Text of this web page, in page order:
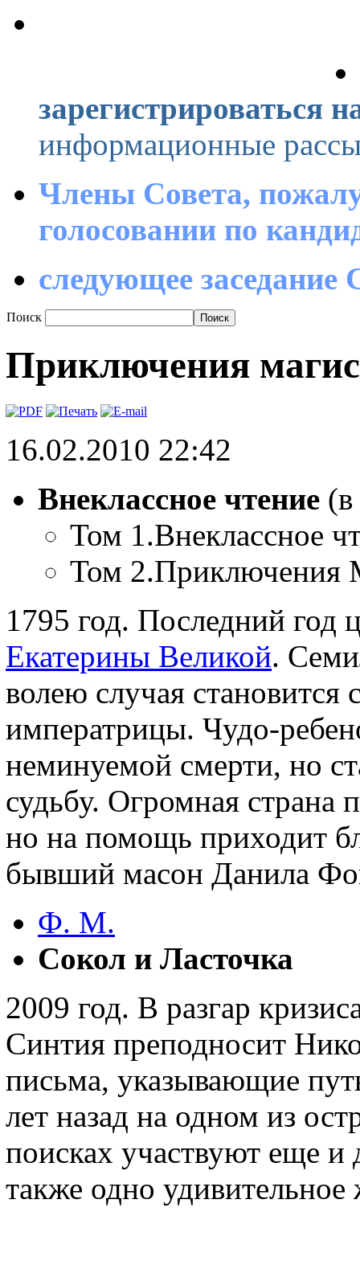
зарегистрироваться
информационные
Члены Совета,
голосовании по
следующее заседание
Поиск
Приключения
16.02.2010 22:42
Внеклассное чтение
Том 1.Внеклассное
Том 2.Приключения
1795 год. Последний год
Екатерины Великой.
волею случая становится
императрицы. Чудо-
неминуемой смерти, но
судьбу. Огромная страна
но на помощь приходит
бывший масон Данила
Ф. М.
Сокол и Ласточка
2009 год. В разгар
Синтия преподносит
письма, указывающие
лет назад на одном из
поисках участвуют еще
также одно